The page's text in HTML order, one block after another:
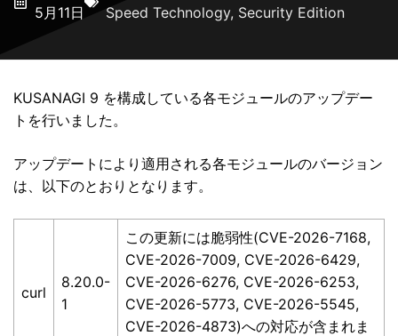
5月11日
Speed Technology, Security Edition
KUSANAGI 9 を構成している各モジュールのアップデー
トを行いました。
アップデートにより適用される各モジュールのバージョン
は、以下のとおりとなります。
curl
8.20.0-
1
この更新には脆弱性(CVE-2026-7168,
CVE-2026-7009, CVE-2026-6429,
CVE-2026-6276, CVE-2026-6253,
CVE-2026-5773, CVE-2026-5545,
CVE-2026-4873)への対応が含まれま